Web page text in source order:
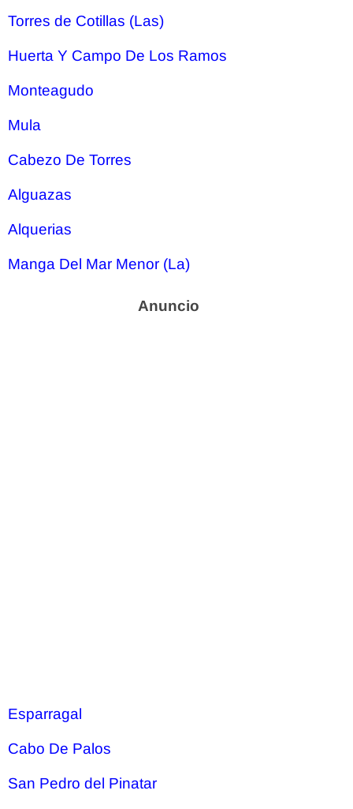
Torres de Cotillas (Las)
Huerta Y Campo De Los Ramos
Monteagudo
Mula
Cabezo De Torres
Alguazas
Alquerias
Manga Del Mar Menor (La)
Esparragal
Cabo De Palos
San Pedro del Pinatar